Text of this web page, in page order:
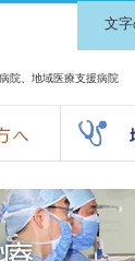
院、地域医療支援病院
文字